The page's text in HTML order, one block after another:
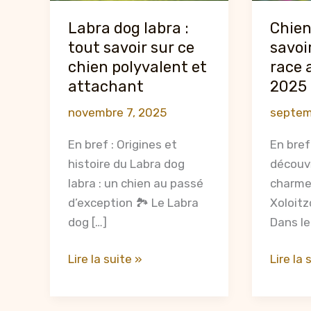
Labra dog labra :
tout savoir sur ce
chien polyvalent et
attachant
novembre 7, 2025
En bref : Origines et
histoire du Labra dog
labra : un chien au passé
d’exception 🏞️ Le Labra
dog […]
Labra
Lire la suite »
race
2025
En
Dans
Chien
Lire la